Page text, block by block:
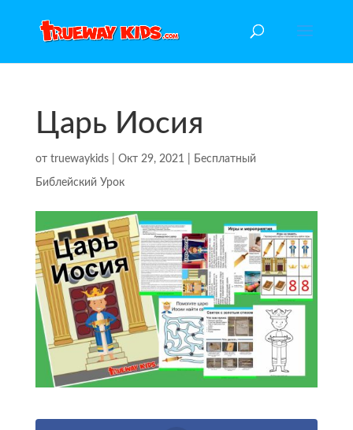
Царь Иосия
от truewaykids| Окт 29, 2021 Бесплатный
Библейский Урок